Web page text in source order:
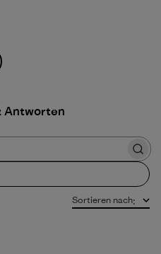
Antworten
Sortieren nach: